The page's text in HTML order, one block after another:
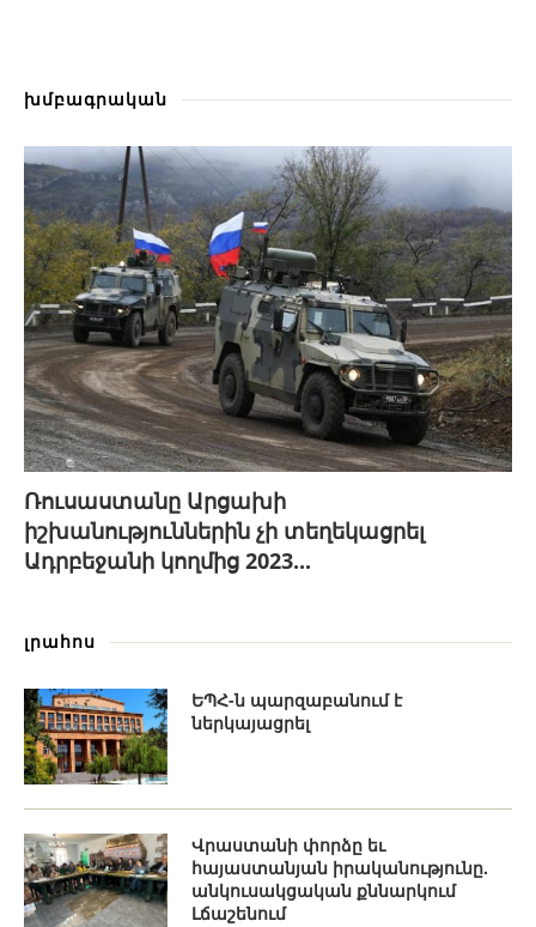
խմբագրական
Ռուսաստանը Արցախի
իշխանություններին չի տեղեկացրել
Ադրբեջանի կողմից 2023...
լրահոս
ԵՊՀ-ն պարզաբանում է
ներկայացրել
Վրաստանի փորձը եւ
հայաստանյան իրականությունը.
անկուսակցական քննարկում
Լճաշենում